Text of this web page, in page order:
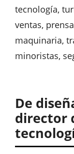
tecnología,
ventas,
maquinaria,
minoristas,
De
director